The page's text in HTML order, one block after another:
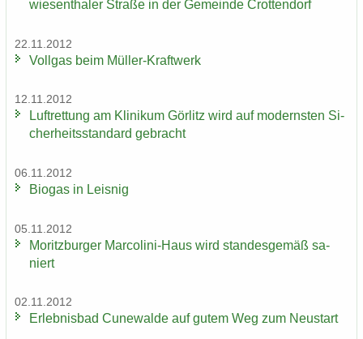
wie­sen­tha­ler Stra­ße in der Ge­mein­de Crot­ten­dorf
22.11.2012
Voll­gas beim Müller-​Kraftwerk
12.11.2012
Luft­ret­tung am Kli­ni­kum Gör­litz wird auf mo­derns­ten Si­
cher­heits­stan­dard ge­bracht
06.11.2012
Bio­gas in Leis­nig
05.11.2012
Mo­ritz­bur­ger Marcolini-​Haus wird stan­des­ge­mäß sa­
niert
02.11.2012
Er­leb­nis­bad Cu­n­e­wal­de auf gutem Weg zum Neu­start